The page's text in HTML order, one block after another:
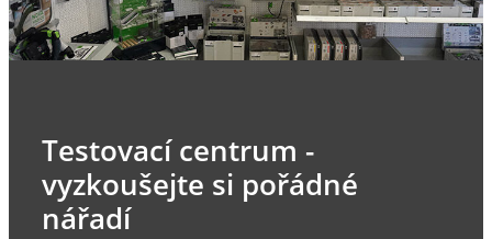
Testovací centrum -
vyzkoušejte si pořádné
nářadí